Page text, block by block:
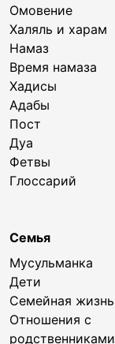
Омовение
Халяль и харам
Намаз
Время намаза
Хадисы
Адабы
Пост
Дуа
Фетвы
Глоссарий
Семья
Мусульманка
Дети
Семейная жизнь
Отношения с
родственниками